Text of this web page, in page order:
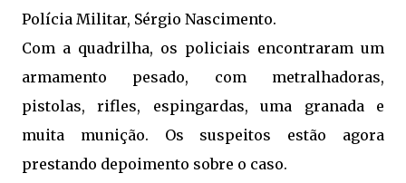
Polícia Militar, Sérgio Nascimento.
Com a quadrilha, os policiais encontraram um
armamento pesado, com metralhadoras,
pistolas, rifles, espingardas, uma granada e
muita munição. Os suspeitos estão agora
prestando depoimento sobre o caso.